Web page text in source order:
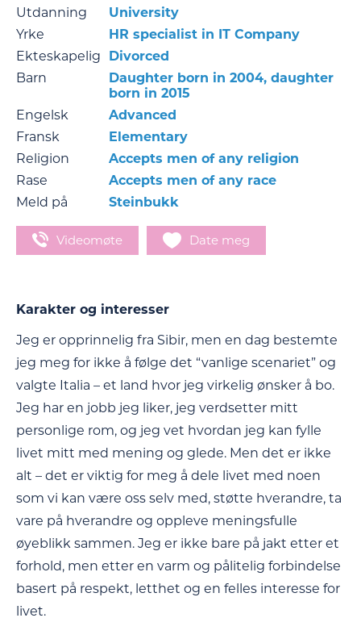
Utdanning
University
Yrke
HR specialist in IT Company
Ekteskapelig
Divorced
Barn
Daughter born in 2004, daughter
born in 2015
Engelsk
Advanced
Fransk
Elementary
Religion
Accepts men of any religion
Rase
Accepts men of any race
Meld på
Steinbukk
Videomøte Date meg
Karakter og interesser
Jeg er opprinnelig fra Sibir, men en dag bestemte
jeg meg for ikke å følge det “vanlige scenariet” og
valgte Italia – et land hvor jeg virkelig ønsker å bo.
Jeg har en jobb jeg liker, jeg verdsetter mitt
personlige rom, og jeg vet hvordan jeg kan fylle
livet mitt med mening og glede. Men det er ikke
alt – det er viktig for meg å dele livet med noen
som vi kan være oss selv med, støtte hverandre, ta
vare på hverandre og oppleve meningsfulle
øyeblikk sammen. Jeg er ikke bare på jakt etter et
forhold, men etter en varm og pålitelig forbindelse
basert på respekt, letthet og en felles interesse for
livet.